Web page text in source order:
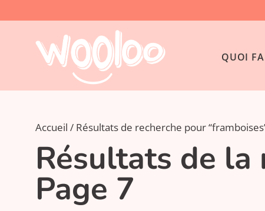
QUOI
Accueil Résultats de recherche pour
Résultats de la
Page 7